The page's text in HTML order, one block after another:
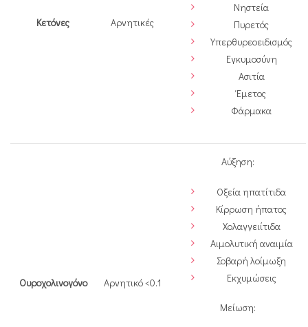
Κετόνες Αρνητικές
Νηστεία
Πυρετός
Υπερθυρεοειδισμός
Εγκυμοσύνη
Ασιτία
Έμετος
Φάρμακα
Ουροχολινογόνο Αρνητικό <0.1
Αύξηση:
Οξεία ηπατίτιδα
Κίρρωση ήπατος
Χολαγγειίτιδα
Αιμολυτική αναιμία
Σοβαρή λοίμωξη
Εκχυμώσεις
Μείωση: